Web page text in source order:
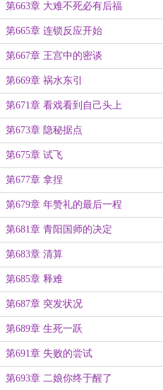
第663章 大难不死必有后福
第665章 连锁反应开始
第667章 王宫中的密谈
第669章 祸水东引
第671章 看戏看到自己头上
第673章 隐秘据点
第675章 试飞
第677章 拿捏
第679章 年赞礼的最后一程
第681章 青阳国师的决定
第683章 清算
第685章 释难
第687章 突发状况
第689章 生死一跃
第691章 失败的尝试
第693章 二娘你终于醒了